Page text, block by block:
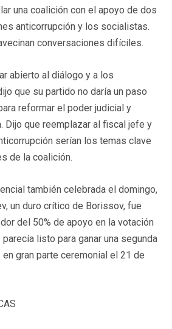
una coalición con el apoyo de dos
anticorrupción y los socialistas.
conversaciones difíciles.
abierto al diálogo y a los
que su partido no daría un paso
reformar el poder judicial y
Dijo que reemplazar al fiscal jefe y
serían los temas clave
de la coalición.
también celebrada el domingo,
un duro crítico de Borissov, fue
del 50% de apoyo en la votación
listo para ganar una segunda
gran parte ceremonial el 21 de